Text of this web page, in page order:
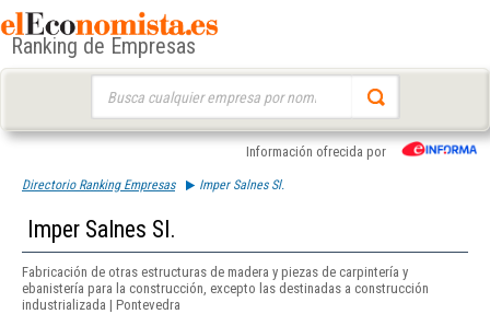
Ranking de Empresas
Información ofrecida por
Directorio Ranking Empresas Imper Salnes Sl.
Imper Salnes Sl.
Fabricación de otras estructuras de madera y piezas de carpintería y
ebanistería para la construcción, excepto las destinadas a construcción
industrializada | Pontevedra